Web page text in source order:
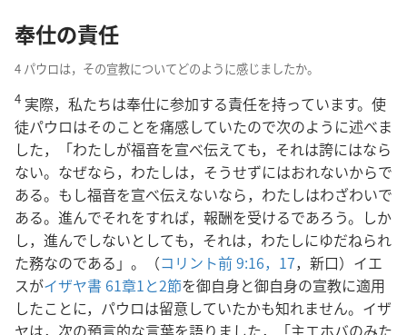
奉仕の責任
4 パウロは，その宣教についてどのように感じましたか。
4 実際，私たちは奉仕に参加する責任を持っています。使
徒パウロはそのことを痛感していたので次のように述べま
した，「わたしが福音を宣べ伝えても，それは誇にはなら
ない。なぜなら，わたしは，そうせずにはおれないからで
ある。もし福音を宣べ伝えないなら，わたしはわざわいで
ある。進んでそれをすれば，報酬を受けるであろう。しか
し，進んでしないとしても，それは，わたしにゆだねられ
た務なのである」。（コリント前 9:16，17，新口）イエ
スがイザヤ書 61章1と2節を御自身と御自身の宣教に適用
したことに，パウロは留意していたかも知れません。イザ
ヤは，次の預言的な言葉を語りました，「主エホバのみた